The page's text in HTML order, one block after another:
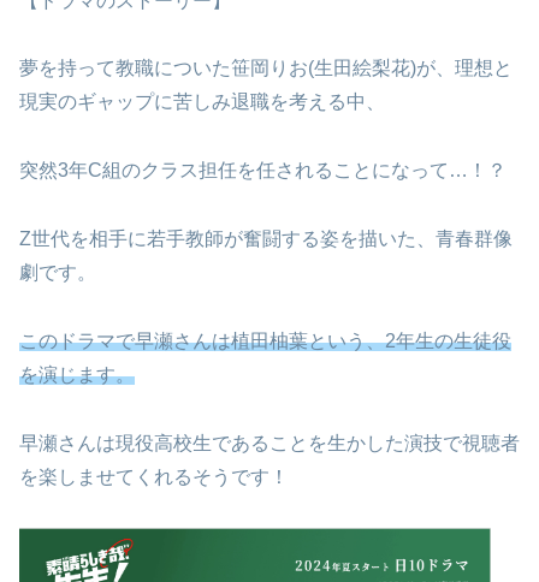
夢を持って教職についた笹岡りお(生田絵梨花)が、理想と
現実のギャップに苦しみ退職を考える中、
突然3年C組のクラス担任を任されることになって…！？
Z世代を相手に若手教師が奮闘する姿を描いた、青春群像
劇です。
このドラマで早瀬さんは植田柚葉という、2年生の生徒役
を演じます。
早瀬さんは現役高校生であることを生かした演技で視聴者
を楽しませてくれるそうです！